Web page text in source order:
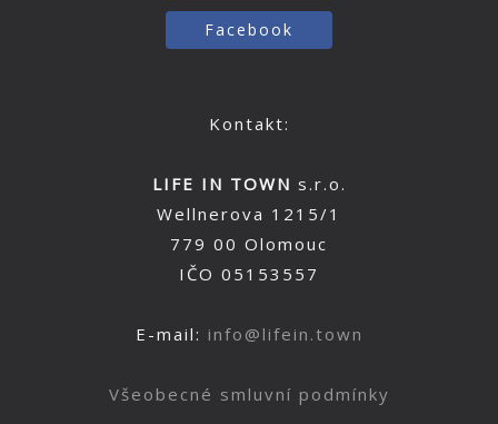
Facebook
Kontakt:
LIFE IN TOWN s.r.o.
Wellnerova 1215/1
779 00 Olomouc
IČO 05153557
E-mail: info@lifein.town
Všeobecné smluvní podmínky